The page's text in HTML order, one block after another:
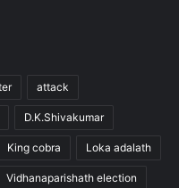
attack
D.K.Shivakumar
King cobra Loka adalath
Vidhanaparishath election